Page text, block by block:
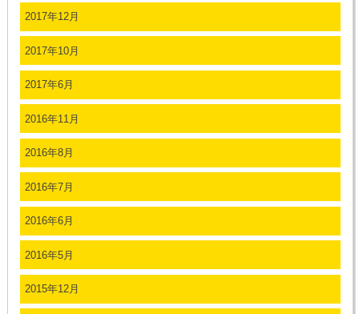
2017年12月
2017年10月
2017年6月
2016年11月
2016年8月
2016年7月
2016年6月
2016年5月
2015年12月